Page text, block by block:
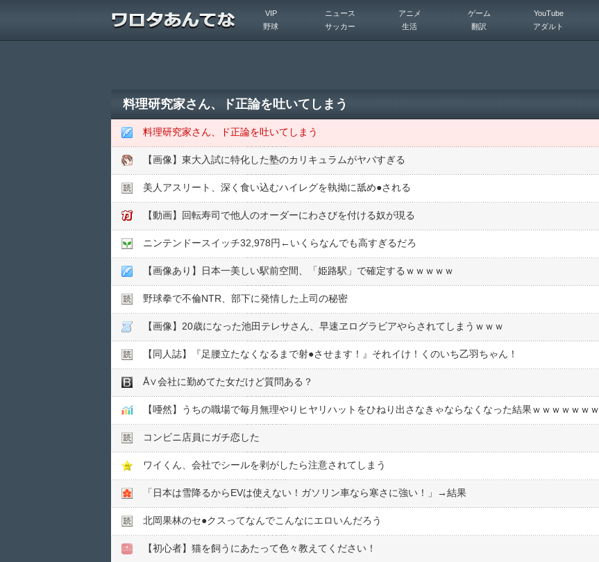
VIP ニュース アニメ ゲーム YouTube
野球
サッカー 生活 翻訳 アダルト
料理研究家さん、ド正論を吐いてしまう
料理研究家さん、ド正論を吐いてしまう
【画像】東大入試に特化した塾のカリキュラムがヤバすぎる
美人アスリート、深く食い込むハイレグを執拗に舐め●︎される
【動画】回転寿司で他人のオーダーにわさびを付ける奴が現る
ニンテンドースイッチ32,978円←いくらなんでも高すぎるだろ
【画像あり】日本一美しい駅前空間、「姫路駅」で確定するｗｗｗｗｗ
野球拳で不倫NTR、部下に発情した上司の秘密
【画像】20歳になった池田テレサさん、早速ヱログラビアやらされてしまうｗｗｗ
【同人誌】『足腰立たなくなるまで射●︎させます！』それイけ！くのいち乙羽ちゃん！
Å∨会社に勤めてた女だけど質問ある？
【唖然】うちの職場で毎月無理やりヒヤリハットをひねり出さなきゃならなくなった結果ｗｗｗｗｗｗｗ
コンビニ店員にガチ恋した
ワイくん、会社でシールを剥がしたら注意されてしまう
「日本は雪降るからEVは使えない！ガソリン車なら寒さに強い！」→結果
北岡果林のセ●︎クスってなんでこんなにエロいんだろう
【初心者】猫を飼うにあたって色々教えてください！